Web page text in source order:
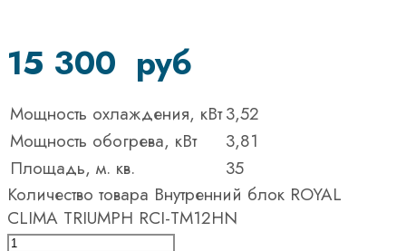
15 300 руб
Мощность охлаждения, кВт3,52
Мощность обогрева, кВт
3,81
Площадь, м. кв.
35
Количество товара Внутренний блок ROYAL
CLIMA TRIUMPH RCI-TM12HN